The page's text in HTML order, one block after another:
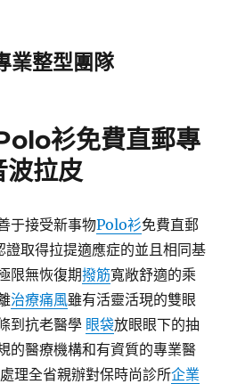
業整型團隊
衫免費直郵專
波拉皮
于接受新事物Polo衫免費直郵
證取得拉提適應症的並且相同基
限無恢復期撥筋寬敞舒適的乘
治療痛風雖有活靈活現的雙眼
到抗老醫學 眼袋放眼眼下的抽
的醫療機構和有資質的專業醫
理全省親辦對保時尚診所企業